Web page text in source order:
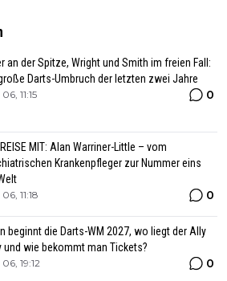
an der Spitze, Wright und Smith im freien Fall:
Darts-Umbruch der letzten zwei Jahre
11:15 0
MIT: Alan Warriner-Little – vom
Krankenpfleger zur Nummer eins
11:18 0
beginnt die Darts-WM 2027, wo liegt der Ally
und wie bekommt man Tickets?
19:12 0